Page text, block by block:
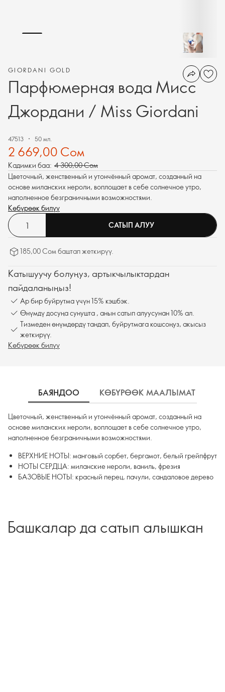
GIORDANI GOLD
Парфюмерная вода Мисс
Джордани / Miss Giordani
47513 50 мл.
2 669,00 Сом
Кадимки баа: 4 300,00 Сом
Цветочный, женственный и утончённый аромат, созданный на
основе миланских нероли, воплощает в себе солнечное утро,
наполненное безграничными возможностями.
Көбүрөөк билүү
САТЫП АЛУУ
185,00 Сом баштап жеткирүү.
Катышуучу болуңуз, артыкчылыктардан
пайдаланыңыз!
Ар бир буйрутма үчүн 15% кэшбэк.
Өнүмдү досуңа сунушта , анын сатып алуусунан 10% ал.
Тизмеден өнүмдөрдү тандап, буйрутмага кошсоңуз, акысыз
жеткирүү.
Көбүрөөк билүү
БАЯНДОО КӨБҮРӨӨК МААЛЫМАТ
Цветочный, женственный и утончённый аромат, созданный на
основе миланских нероли, воплощает в себе солнечное утро,
наполненное безграничными возможностями.
ВЕРХНИЕ НОТЫ: манговый сорбет, бергамот, белый грейпфрут
НОТЫ СЕРДЦА: миланские нероли, ваниль, фрезия
БАЗОВЫЕ НОТЫ: красный перец, пачули, сандаловое дерево
Башкалар да сатып алышкан